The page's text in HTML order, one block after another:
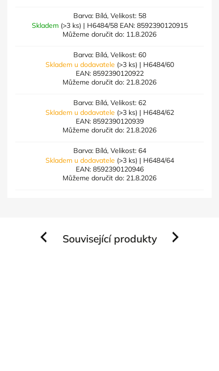
Barva: Bílá, Velikost: 58
Skladem (>3 ks) | H6484/58 EAN: 8592390120915
Můžeme doručit do: 11.8.2026
Barva: Bílá, Velikost: 60
Skladem u dodavatele (>3 ks) | H6484/60
EAN: 8592390120922
Můžeme doručit do: 21.8.2026
Barva: Bílá, Velikost: 62
Skladem u dodavatele (>3 ks) | H6484/62
EAN: 8592390120939
Můžeme doručit do: 21.8.2026
Barva: Bílá, Velikost: 64
Skladem u dodavatele (>3 ks) | H6484/64
EAN: 8592390120946
Můžeme doručit do: 21.8.2026
Související produkty
Previous Next